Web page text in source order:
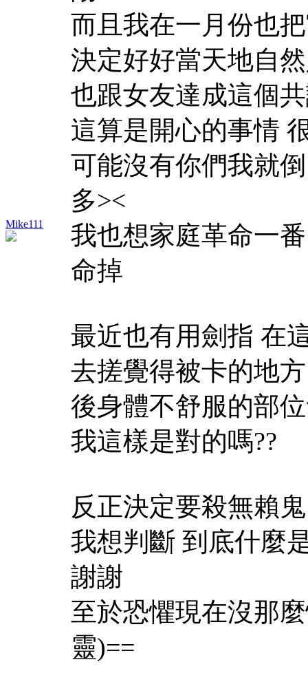
Mike111
而且我在一月份也
決定好好當天地自
也跟女友達成這個
這算是開心的事情
可能沒有你們我就
多><
我也想家庭革命一
命掉
最近也有用劍指 在
去搓覺得被卡的地
後身體不舒服的部
我這樣是對的嗎??
反正決定要殺無賴
我想判斷 到底什麼
謝謝
至於恐懼現在沒那
靈)==